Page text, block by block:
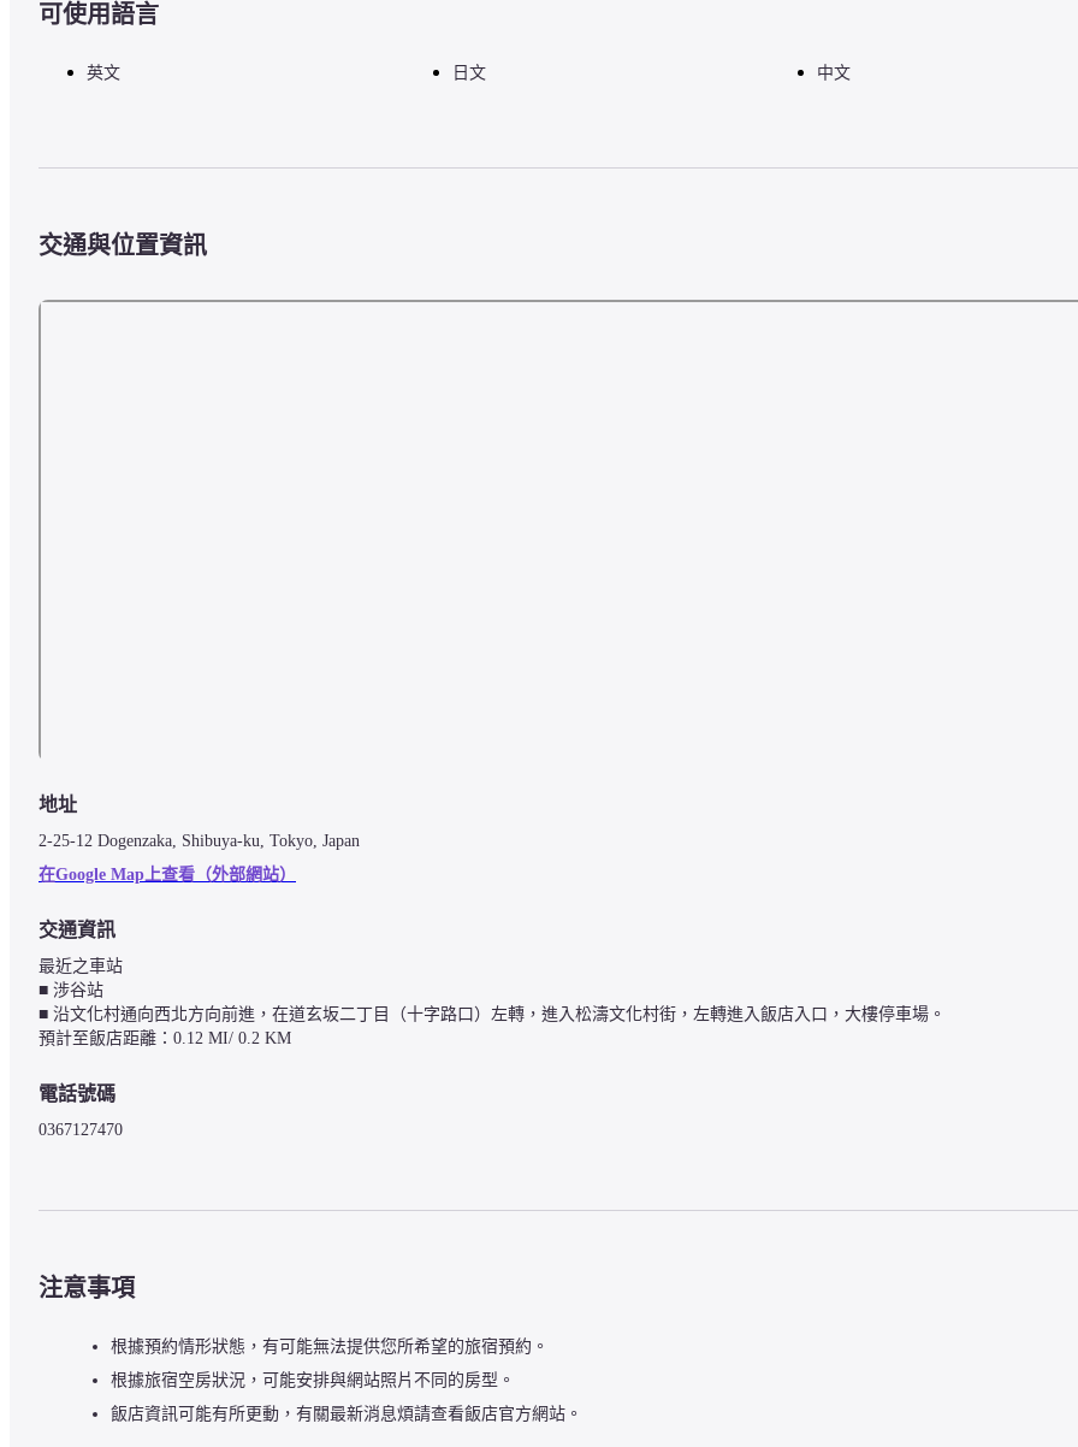
可使用語言
英文 日文 中文
交通與位置資訊
地址
2-25-12 Dogenzaka, Shibuya-ku, Tokyo, Japan
在Google Map上查看（外部網站）
交通資訊
最近之車站
■ 涉谷站
■ 沿文化村通向西北方向前進，在道玄坂二丁目（十字路口）左轉，進入松濤文化村街，左轉進入飯店入口，大樓停車場。
電話號碼
0367127470
注意事項
根據預約情形狀態，有可能無法提供您所希望的旅宿預約。
根據旅宿空房狀況，可能安排與網站照片不同的房型。
飯店資訊可能有所更動，有關最新消息煩請查看飯店官方網站。